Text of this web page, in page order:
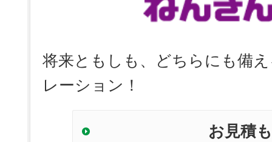
将来ともしも、どちらにも備
レーション！
お見積